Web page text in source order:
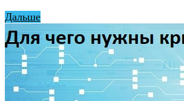
Дальше